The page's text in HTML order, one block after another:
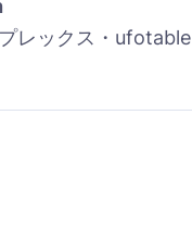
レックス・ufotable